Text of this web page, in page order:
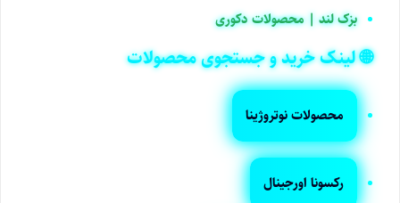
بزک لند | محصولات دکوری
🌐 لینک خرید و جستجوی محصولات
محصولات نوتروژینا
رکسونا اورجینال